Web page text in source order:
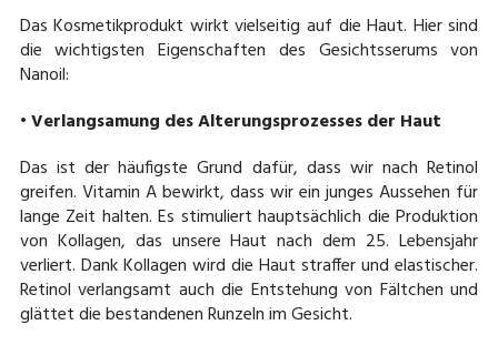
Das Kosmetikprodukt wirkt vielseitig auf die Haut. Hier sind
die wichtigsten Eigenschaften des Gesichtsserums von
Nanoil:
• Verlangsamung des Alterungsprozesses der Haut
Das ist der häufigste Grund dafür, dass wir nach Retinol
greifen. Vitamin A bewirkt, dass wir ein junges Aussehen für
lange Zeit halten. Es stimuliert hauptsächlich die Produktion
von Kollagen, das unsere Haut nach dem 25. Lebensjahr
verliert. Dank Kollagen wird die Haut straffer und elastischer.
Retinol verlangsamt auch die Entstehung von Fältchen und
glättet die bestandenen Runzeln im Gesicht.